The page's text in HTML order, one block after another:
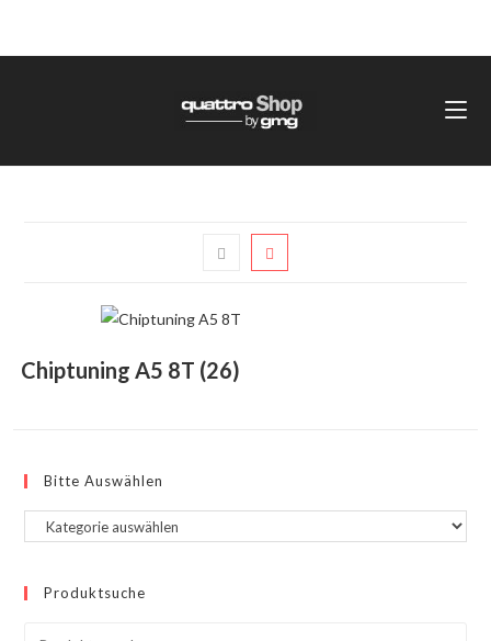
Chiptuning A5 8T (26)
Bitte Auswählen
Produktsuche